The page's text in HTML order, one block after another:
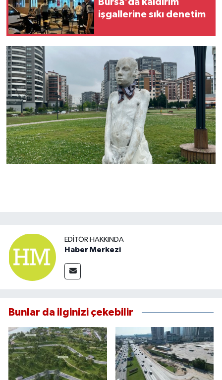
Bursa'da kaldırım
işgallerine sıkı denetim
EDITÖR HAKKINDA
Haber Merkezi
Bunlar da ilginizi çekebilir